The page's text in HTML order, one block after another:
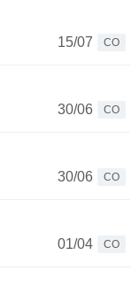
15/07
CO
30/06
CO
30/06
CO
01/04
CO